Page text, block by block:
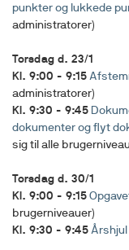
punkter og lukkede
administratorer)
Torsdag d. 23/1
Kl. 9:00 - 9:15
administratorer)
Kl. 9:30 - 9:45
dokumenter og flyt
sig til alle
Torsdag d. 30/1
Kl. 9:00 - 9:15
brugerniveauer)
Kl. 9:30 - 9:45 Årshjul